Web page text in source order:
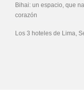
Bihai: un espacio, que
corazón
Los 3 hoteles de Lima,